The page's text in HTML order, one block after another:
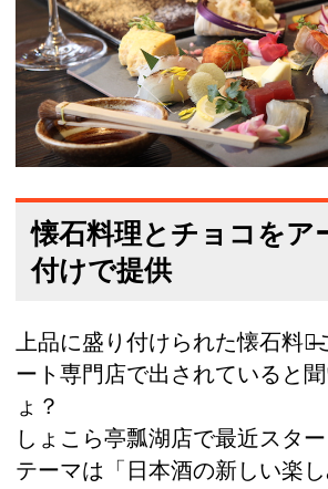
懐石料理とチョコをア
付けで提供
上品に盛り付けられた懐石料
ート専門店で出されていると
ょ？
しょこら亭瓢湖店で最近スター
テーマは「日本酒の新しい楽し